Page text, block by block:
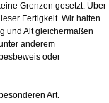
Grenzen gesetzt. Über
Fertigkeit. Wir halten
und Alt gleichermaßen
anderem
oder
Art.